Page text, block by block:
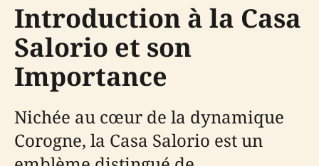
Introduction à la Casa
Salorio et son
Importance
Nichée au cœur de la dynamique
Corogne, la Casa Salorio est un